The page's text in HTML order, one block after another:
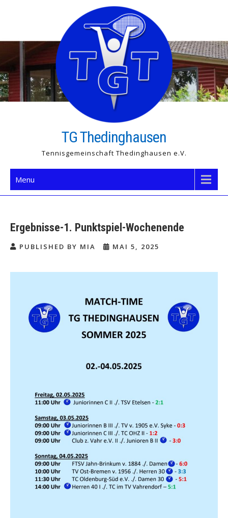
TG Thedinghausen
Tennisgemeinschaft Thedinghausen e.V.
Menu
Ergebnisse-1. Punktspiel-Wochenende
PUBLISHED BY MIA MAI 5, 2025